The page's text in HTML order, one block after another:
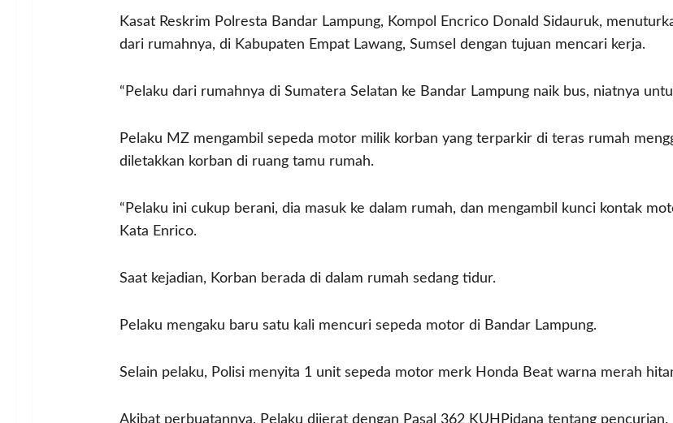
Kasat Reskrim Polresta Bandar Lampung, Kompol Encrico Donald Sidauruk,
dari rumahnya, di Kabupaten Empat Lawang, Sumsel dengan tujuan mencari kerja.
“Pelaku dari rumahnya di Sumatera Selatan ke Bandar Lampung naik bus, niatnya
Pelaku MZ mengambil sepeda motor milik korban yang terparkir di teras rumah
diletakkan korban di ruang tamu rumah.
“Pelaku ini cukup berani, dia masuk ke dalam rumah, dan mengambil kunci kontak
Kata Enrico.
Saat kejadian, Korban berada di dalam rumah sedang tidur.
Pelaku mengaku baru satu kali mencuri sepeda motor di Bandar Lampung.
Selain pelaku, Polisi menyita 1 unit sepeda motor merk Honda Beat warna merah
Akibat perbuatannya, Pelaku dijerat dengan Pasal 362 KUHPidana tentang pencurian.